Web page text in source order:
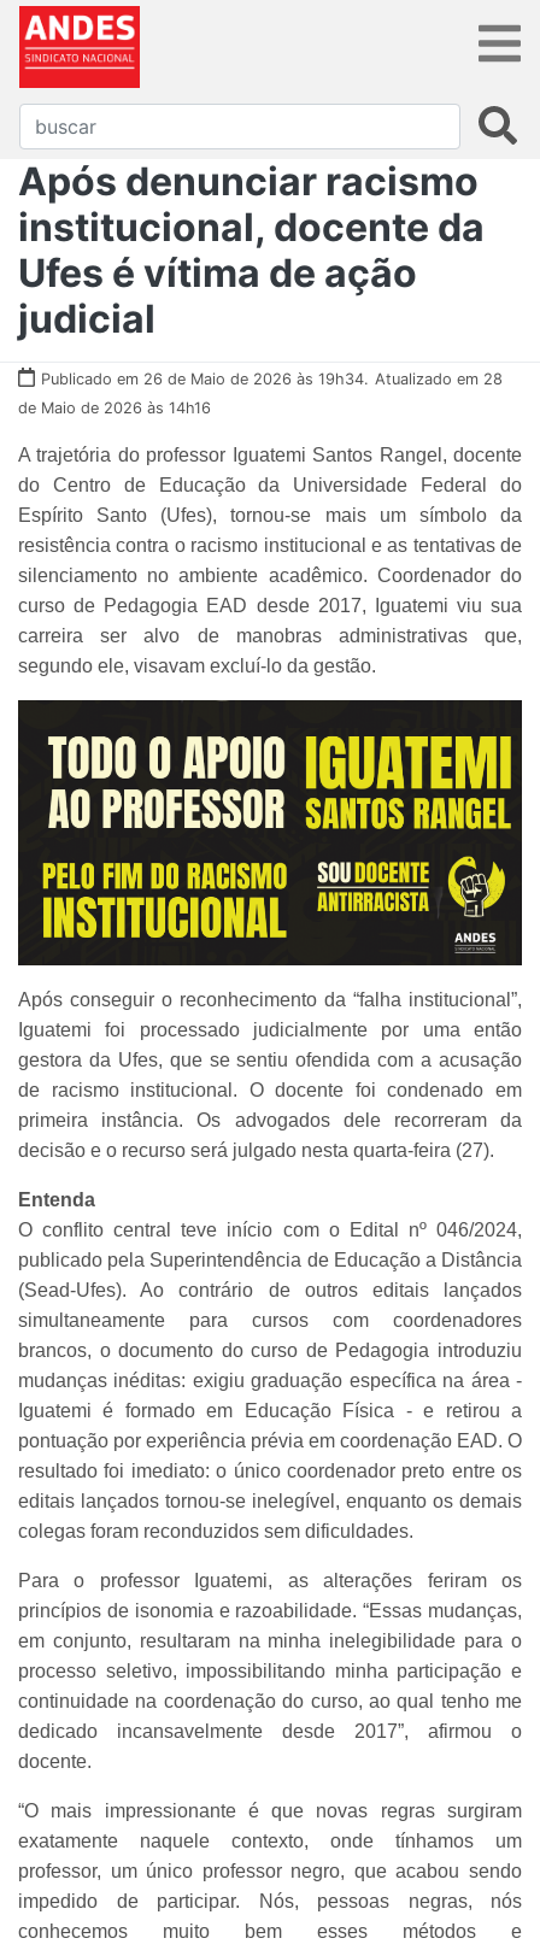
Após denunciar racismo
institucional, docente da
Ufes é vítima de ação
judicial
Publicado em 26 de Maio de 2026 às 19h34. Atualizado em 28
de Maio de 2026 às 14h16
A trajetória do professor Iguatemi Santos Rangel, docente
do Centro de Educação da Universidade Federal do
Espírito Santo (Ufes), tornou-se mais um símbolo da
resistência contra o racismo institucional e as tentativas de
silenciamento no ambiente acadêmico. Coordenador do
curso de Pedagogia EAD desde 2017, Iguatemi viu sua
carreira ser alvo de manobras administrativas que,
segundo ele, visavam excluí-lo da gestão.
Após conseguir o reconhecimento da “falha institucional”,
Iguatemi foi processado judicialmente por uma então
gestora da Ufes, que se sentiu ofendida com a acusação
de racismo institucional. O docente foi condenado em
primeira instância. Os advogados dele recorreram da
decisão e o recurso será julgado nesta quarta-feira (27).
Entenda
O conflito central teve início com o Edital nº 046/2024,
publicado pela Superintendência de Educação a Distância
(Sead-Ufes). Ao contrário de outros editais lançados
simultaneamente para cursos com coordenadores
brancos, o documento do curso de Pedagogia introduziu
mudanças inéditas: exigiu graduação específica na área -
Iguatemi é formado em Educação Física - e retirou a
pontuação por experiência prévia em coordenação EAD. O
resultado foi imediato: o único coordenador preto entre os
editais lançados tornou-se inelegível, enquanto os demais
colegas foram reconduzidos sem dificuldades.
Para o professor Iguatemi, as alterações feriram os
princípios de isonomia e razoabilidade. “Essas mudanças,
em conjunto, resultaram na minha inelegibilidade para o
processo seletivo, impossibilitando minha participação e
continuidade na coordenação do curso, ao qual tenho me
dedicado incansavelmente desde 2017”, afirmou o
docente.
“O mais impressionante é que novas regras surgiram
exatamente naquele contexto, onde tínhamos um
professor, um único professor negro, que acabou sendo
impedido de participar. Nós, pessoas negras, nós
conhecemos muito bem esses métodos e